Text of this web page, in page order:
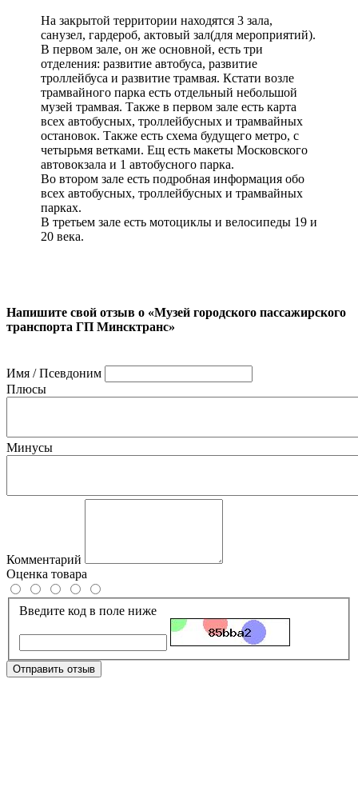
На закрытой территории находятся 3 зала,
санузел, гардероб, актовый зал(для мероприятий).
В первом зале, он же основной, есть три
отделения: развитие автобуса, развитие
троллейбуса и развитие трамвая. Кстати возле
трамвайного парка есть отдельный небольшой
музей трамвая. Также в первом зале есть карта
всех автобусных, троллейбусных и трамвайных
остановок. Также есть схема будущего метро, с
четырьмя ветками. Ещ есть макеты Московского
автовокзала и 1 автобусного парка.
Во втором зале есть подробная информация обо
всех автобусных, троллейбусных и трамвайных
парках.
В третьем зале есть мотоциклы и велосипеды 19 и
20 века.
Напишите свой отзыв о «Музей городского пассажирского
транспорта ГП Минсктранс»
Имя / Псевдоним
Плюсы
Минусы
Комментарий
Оценка товара
Введите код в поле ниже
Отправить отзыв